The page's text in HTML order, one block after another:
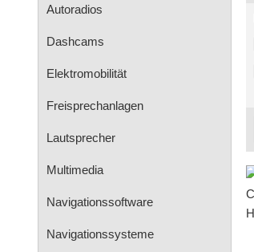
Autoradios
Dashcams
Elektromobilität
Freisprechanlagen
Lautsprecher
Multimedia
Navigationssoftware
Navigationssysteme